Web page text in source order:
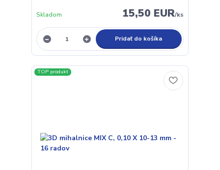
15,50 EUR/ks
Skladom
Pridať do košíka
TOP produkt